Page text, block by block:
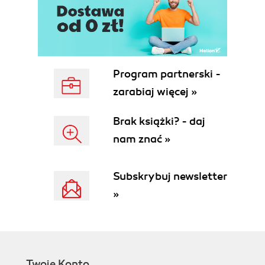
control
3.3.1.4. Local username access
control
3.3.1.5. TACACS access
control
3.3.1.6. Disabling console,
auxiliary, and VTY logins
3.4. Remote Administration
3.4.1. Danger of Remote
3.4.2.1. Reverse Telnet
3.4.3. VTY Access
Program partnerski -
zarabiaj więcej »
Brak książki? - daj
nam znać »
Subskrybuj newsletter
»